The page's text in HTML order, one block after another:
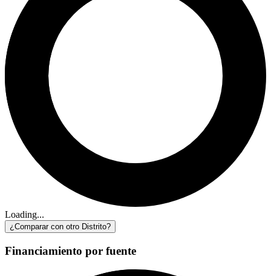
Loading...
¿Comparar con otro Distrito?
Financiamiento por fuente